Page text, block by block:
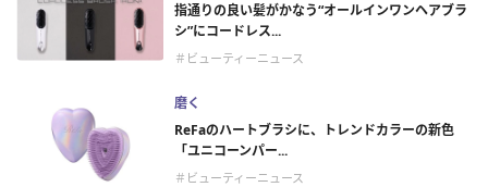
指通りの良い髪がかなう“オールインワンヘアブラ
シ”にコードレス...
＃ビューティーニュース
磨く
ReFaのハートブラシに、トレンドカラーの新色
「ユニコーンパー...
＃ビューティーニュース